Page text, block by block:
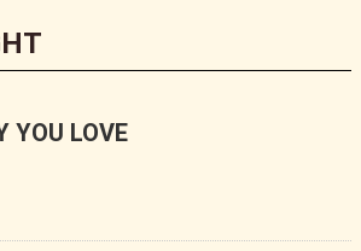
YOU LOVE